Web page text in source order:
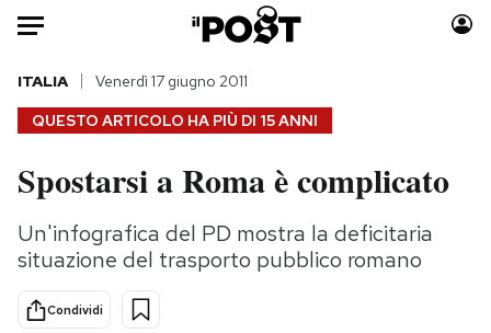
HOME
Italia
Politica
Internet
Moda
Consumismi
QUESTO ARTICOLO HA PIÙ DI 15 ANNI
ITALIA Venerdì 17 giugno 2011
Spostarsi a Roma è complicato
Un'infografica del PD mostra la deficitaria
situazione del trasporto pubblico romano
Condividi